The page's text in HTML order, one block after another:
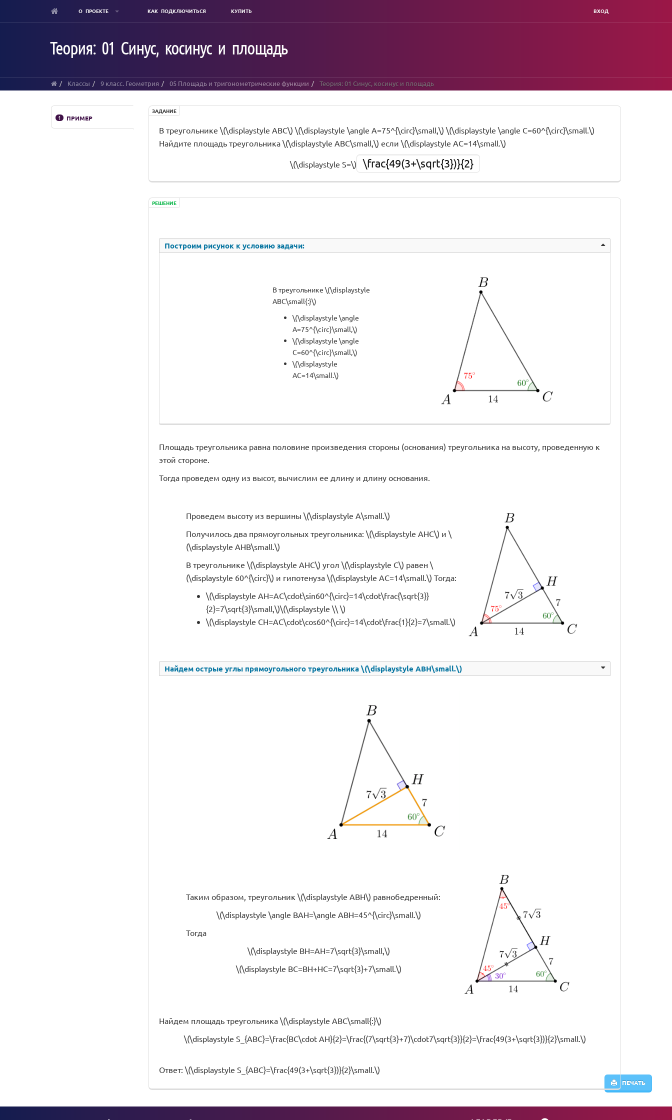
О ПРОЕКТЕ КАК ПОДКЛЮЧИТЬСЯ КУПИТЬ ВХОД
Теория: 01 Синус, косинус и площадь
Классы 9 класс. Геометрия 05 Площадь и тригонометрические функции Теория: 01 Синус, косинус и площадь
ПЕЧАТЬ
1 ПРИМЕР
ЗАДАНИЕ
В треугольнике \(\displaystyle ABC\) \(\displaystyle \angle A=75^{\circ}\small,\) \(\displaystyle \angle C=60^{\circ}\small.\)
Найдите площадь треугольника \(\displaystyle ABC\small,\) если \(\displaystyle AC=14\small.\)
\(\displaystyle S=\) \frac{49(3+\sqrt{3})}{2}
РЕШЕНИЕ
Построим рисунок к условию задачи:
В треугольнике \(\displaystyle
ABC\small{:}\)
\(\displaystyle \angle
A=75^{\circ}\small,\)
\(\displaystyle \angle
C=60^{\circ}\small,\)
\(\displaystyle
AC=14\small.\)
Площадь треугольника равна половине произведения стороны (основания) треугольника на высоту, проведенную к
этой стороне.
Тогда проведем одну из высот, вычислим ее длину и длину основания.
Проведем высоту из вершины \(\displaystyle A\small.\)
Получилось два прямоугольных треугольника: \(\displaystyle AHC\) и \
(\displaystyle AHB\small.\)
В треугольнике \(\displaystyle AHC\) угол \(\displaystyle C\) равен \
(\displaystyle 60^{\circ}\) и гипотенуза \(\displaystyle AC=14\small.\) Тогда:
\(\displaystyle AH=AC\cdot\sin60^{\circ}=14\cdot\frac{\sqrt{3}}
{2}=7\sqrt{3}\small,\)\(\displaystyle \\ \)
\(\displaystyle CH=AC\cdot\cos60^{\circ}=14\cdot\frac{1}{2}=7\small.\)
Найдем острые углы прямоугольного треугольника \(\displaystyle ABH\small.\)
Таким образом, треугольник \(\displaystyle ABH\) равнобедренный:
\(\displaystyle \angle BAH=\angle ABH=45^{\circ}\small.\)
Тогда
\(\displaystyle BH=AH=7\sqrt{3}\small,\)
\(\displaystyle BC=BH+HC=7\sqrt{3}+7\small.\)
Найдем площадь треугольника \(\displaystyle ABC\small{:}\)
\(\displaystyle S_{ABC}=\frac{BC\cdot AH}{2}=\frac{(7\sqrt{3}+7)\cdot7\sqrt{3}}{2}=\frac{49(3+\sqrt{3})}{2}\small.\)
Ответ: \(\displaystyle S_{ABC}=\frac{49(3+\sqrt{3})}{2}\small.\)